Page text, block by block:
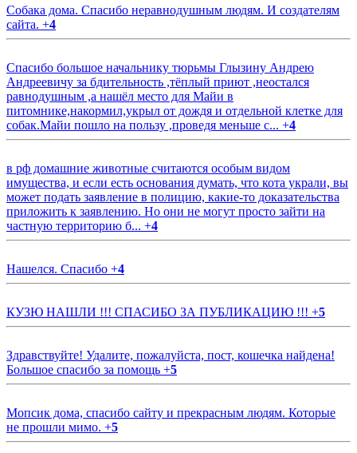
Собака дома. Спасибо неравнодушным людям. И создателям
сайта. +4
Спасибо большое начальнику тюрьмы Глызину Андрею
Андреевичу за бдительность ,тёплый приют ,неостался
равнодушным ,а нашёл место для Майи в
питомнике,накормил,укрыл от дождя и отдельной клетке для
собак.Майи пошло на пользу ,проведя меньше с... +4
в рф домашние животные считаются особым видом
имущества, и если есть основания думать, что кота украли, вы
может подать заявление в полицию, какие-то доказательства
приложить к заявлению. Но они не могут просто зайти на
частную территорию б... +4
Нашелся. Спасибо +4
КУЗЮ НАШЛИ !!! СПАСИБО ЗА ПУБЛИКАЦИЮ !!! +5
Здравствуйте! Удалите, пожалуйста, пост, кошечка найдена!
Большое спасибо за помощь +5
Мопсик дома, спасибо сайту и прекрасным людям. Которые
не прошли мимо. +5